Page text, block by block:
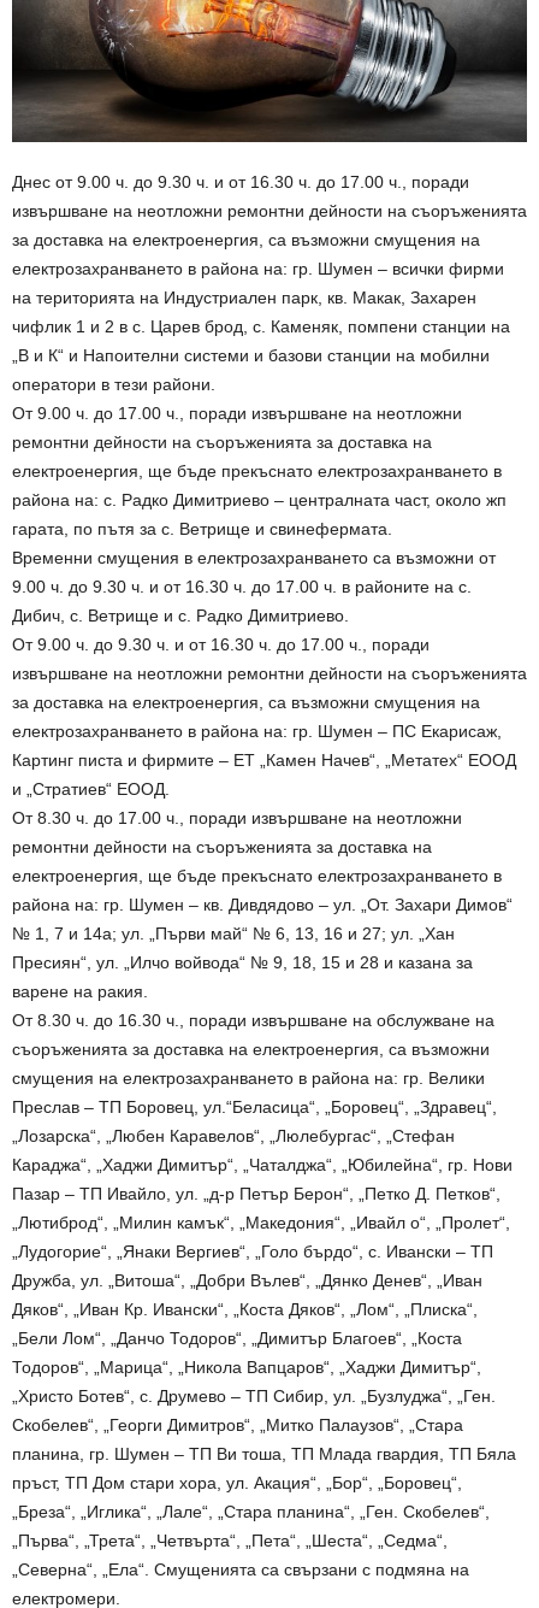
Днес от 9.00 ч. до 9.30 ч. и от 16.30 ч. до 17.00 ч., поради
извършване на неотложни ремонтни дейности на съоръженията
за доставка на електроенергия, са възможни смущения на
електрозахранването в района на: гр. Шумен – всички фирми
на територията на Индустриален парк, кв. Макак, Захарен
чифлик 1 и 2 в с. Царев брод, с. Каменяк, помпени станции на
„В и К“ и Напоителни системи и базови станции на мобилни
оператори в тези райони.
От 9.00 ч. до 17.00 ч., поради извършване на неотложни
ремонтни дейности на съоръженията за доставка на
електроенергия, ще бъде прекъснато електрозахранването в
района на: с. Радко Димитриево – централната част, около жп
гарата, по пътя за с. Ветрище и свинефермата.
Временни смущения в електрозахранването са възможни от
9.00 ч. до 9.30 ч. и от 16.30 ч. до 17.00 ч. в районите на с.
Дибич, с. Ветрище и с. Радко Димитриево.
От 9.00 ч. до 9.30 ч. и от 16.30 ч. до 17.00 ч., поради
извършване на неотложни ремонтни дейности на съоръженията
за доставка на електроенергия, са възможни смущения на
електрозахранването в района на: гр. Шумен – ПС Екарисаж,
Картинг писта и фирмите – ЕТ „Камен Начев“, „Метатех“ ЕООД
и „Стратиев“ ЕООД.
От 8.30 ч. до 17.00 ч., поради извършване на неотложни
ремонтни дейности на съоръженията за доставка на
електроенергия, ще бъде прекъснато електрозахранването в
района на: гр. Шумен – кв. Дивдядово – ул. „От. Захари Димов“
№ 1, 7 и 14а; ул. „Първи май“ № 6, 13, 16 и 27; ул. „Хан
Пресиян“, ул. „Илчо войвода“ № 9, 18, 15 и 28 и казана за
варене на ракия.
От 8.30 ч. до 16.30 ч., поради извършване на обслужване на
съоръженията за доставка на електроенергия, са възможни
смущения на електрозахранването в района на: гр. Велики
Преслав – ТП Боровец, ул.“Беласица“, „Боровец“, „Здравец“,
„Лозарска“, „Любен Каравелов“, „Люлебургас“, „Стефан
Караджа“, „Хаджи Димитър“, „Чаталджа“, „Юбилейна“, гр. Нови
Пазар – ТП Ивайло, ул. „д-р Петър Берон“, „Петко Д. Петков“,
„Лютиброд“, „Милин камък“, „Македония“, „Ивайл о“, „Пролет“,
„Лудогорие“, „Янаки Вергиев“, „Голо бърдо“, с. Ивански – ТП
Дружба, ул. „Витоша“, „Добри Вълев“, „Дянко Денев“, „Иван
Дяков“, „Иван Кр. Ивански“, „Коста Дяков“, „Лом“, „Плиска“,
„Бели Лом“, „Данчо Тодоров“, „Димитър Благоев“, „Коста
Тодоров“, „Марица“, „Никола Вапцаров“, „Хаджи Димитър“,
„Христо Ботев“, с. Друмево – ТП Сибир, ул. „Бузлуджа“, „Ген.
Скобелев“, „Георги Димитров“, „Митко Палаузов“, „Стара
планина, гр. Шумен – ТП Ви тоша, ТП Млада гвардия, ТП Бяла
пръст, ТП Дом стари хора, ул. Акация“, „Бор“, „Боровец“,
„Бреза“, „Иглика“, „Лале“, „Стара планина“, „Ген. Скобелев“,
„Първа“, „Трета“, „Четвърта“, „Пета“, „Шеста“, „Седма“,
„Северна“, „Ела“. Смущенията са свързани с подмяна на
електромери.